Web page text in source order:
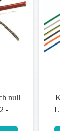
null
-